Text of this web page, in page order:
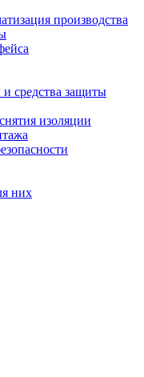
производства
средства защиты
изоляции
них